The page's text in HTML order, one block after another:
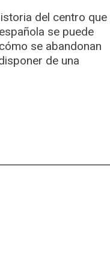
del centro que
se puede
se abandonan
de una